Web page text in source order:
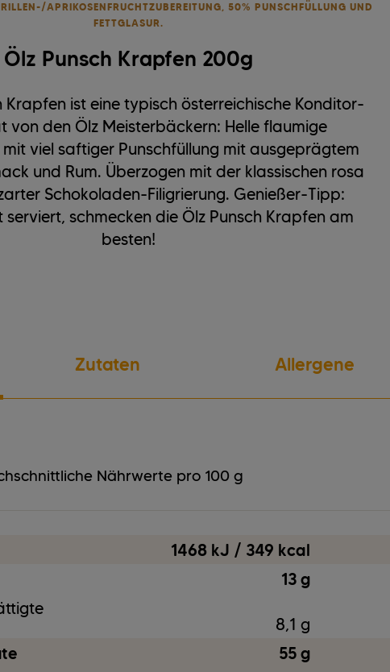
APRIKOSENFRUCHTZUBEREITUNG, 50% PUNSCHFÜLLUNG UND
FETTGLASUR.
Ölz Punsch Krapfen 200g
Krapfen ist eine typisch österreichische Konditor-
von den Ölz Meisterbäckern: Helle flaumige
mit viel saftiger Punschfüllung mit ausgeprägtem
und Rum. Überzogen mit der klassischen rosa
Schokoladen-Filigrierung. Genießer-Tipp:
serviert, schmecken die Ölz Punsch Krapfen am
besten!
Nährwerte pro 100 g
1468 kJ / 349 kcal
13 g
8,1 g
55 g
Zutaten Allergene